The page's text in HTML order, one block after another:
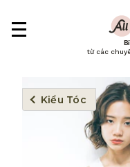
từ các
Kiểu Tóc